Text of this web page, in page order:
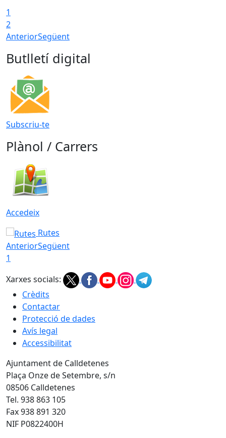
1
2
AnteriorSegüent
Butlletí digital
Subscriu-te
Plànol / Carrers
Accedeix
Rutes
AnteriorSegüent
1
Xarxes socials:
Crèdits
Contactar
Protecció de dades
Avís legal
Accessibilitat
Ajuntament de Calldetenes
Plaça Onze de Setembre, s/n
08506 Calldetenes
Tel. 938 863 105
Fax 938 891 320
NIF P0822400H